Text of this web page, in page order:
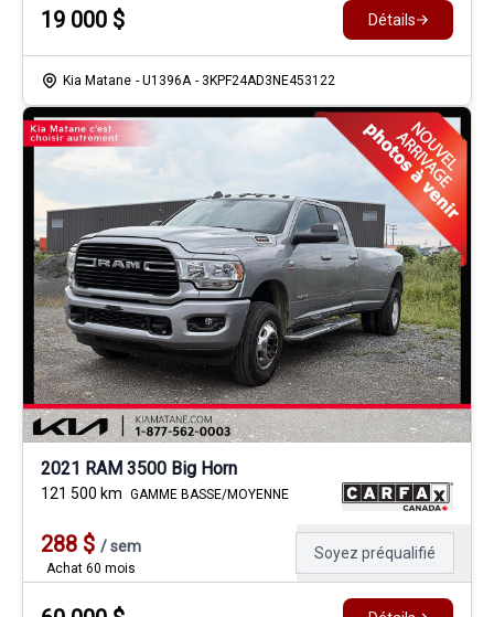
19 000 $ Détails
Kia Matane - U1396A - 3KPF24AD3NE453122
2021 RAM 3500 Big Horn
121 500 km GAMME BASSE/MOYENNE
288 $ /sem
Achat 60 mois
Soyez préqualifié